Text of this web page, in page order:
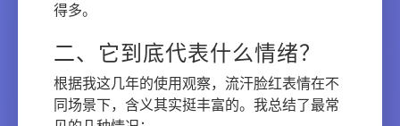
得多。
二、它到底代表什么情绪？
根据我这几年的使用观察，流汗脸红表情在不
同场景下，含义其实挺丰富的。我总结了最常